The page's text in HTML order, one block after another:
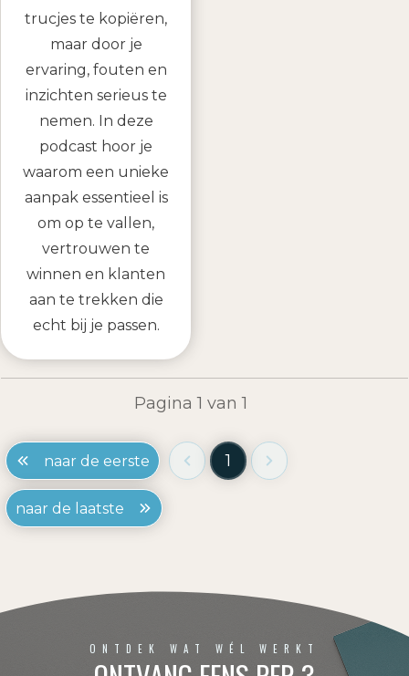
trucjes te kopiëren,
maar door je
ervaring, fouten en
inzichten serieus te
nemen. In deze
podcast hoor je
waarom een unieke
aanpak essentieel is
om op te vallen,
vertrouwen te
winnen en klanten
aan te trekken die
echt bij je passen.
Pagina1 van1
naar de eerste 1
naar de laatste
ONTDEK WAT WÉL WERKT